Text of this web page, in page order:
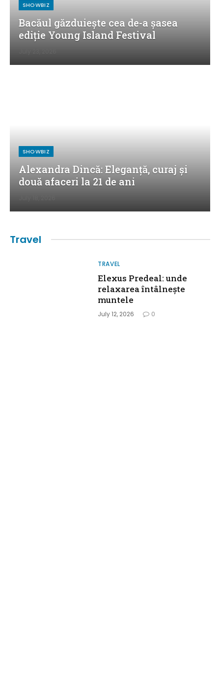
SHOWBIZ
Bacăul găzduiește cea de-a șasea
ediție Young Island Festival
SHOWBIZ
Alexandra Dincă: Eleganță, curaj și
două afaceri la 21 de ani
Travel
TRAVEL
Elexus Predeal: unde
relaxarea întâlnește
muntele
July 12, 2026 0